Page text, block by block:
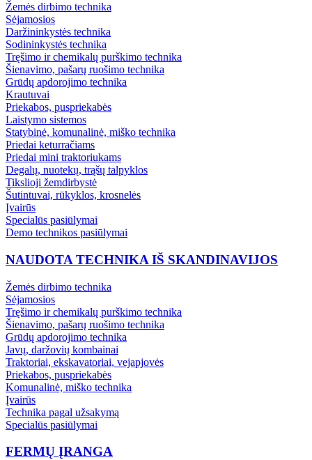
Žemės dirbimo technika
Sėjamosios
Daržininkystės technika
Sodininkystės technika
Tręšimo ir chemikalų purškimo technika
Šienavimo, pašarų ruošimo technika
Grūdų apdorojimo technika
Krautuvai
Priekabos, puspriekabės
Laistymo sistemos
Statybinė, komunalinė, miško technika
Priedai keturračiams
Priedai mini traktoriukams
Degalų, nuotekų, trąšų talpyklos
Tikslioji žemdirbystė
Šutintuvai, rūkyklos, krosnelės
Įvairūs
Specialūs pasiūlymai
Demo technikos pasiūlymai
NAUDOTA TECHNIKA IŠ SKANDINAVIJOS
Žemės dirbimo technika
Sėjamosios
Tręšimo ir chemikalų purškimo technika
Šienavimo, pašarų ruošimo technika
Grūdų apdorojimo technika
Javų, daržovių kombainai
Traktoriai, ekskavatoriai, vejapjovės
Priekabos, puspriekabės
Komunalinė, miško technika
Įvairūs
Technika pagal užsakymą
Specialūs pasiūlymai
FERMŲ ĮRANGA